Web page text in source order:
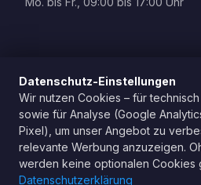
© 2026 AS Terrassendach
Rechte vorbehalten.
Datenschutz-Einstellungen
Wir nutzen Cookies – für
sowie für Analyse (Google
Pixel), um unser Angebot zu
relevante Werbung anzuzeigen.
werden keine optionalen Cookies
Datenschutzerklärung